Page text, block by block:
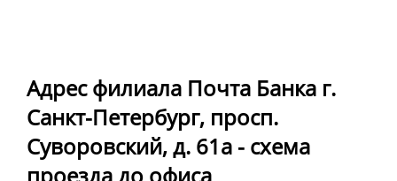
Адрес филиала Почта Банка г.
Санкт-Петербург, просп.
Суворовский, д. 61а - схема